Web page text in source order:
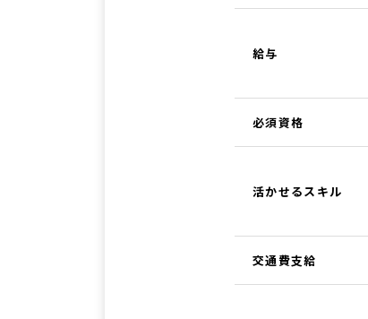
給与
必須資格
活かせるスキル
交通費支給